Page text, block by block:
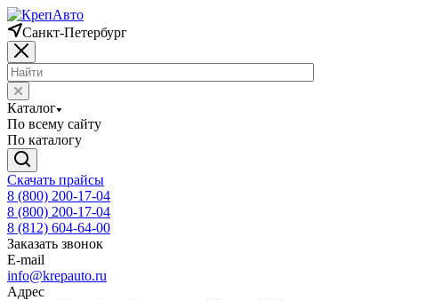
Санкт-Петербург
Каталог
По всему сайту
По каталогу
Скачать прайсы
8 (800) 200-17-04
8 (800) 200-17-04
8 (812) 604-64-00
Заказать звонок
E-mail
info@krepauto.ru
Адрес